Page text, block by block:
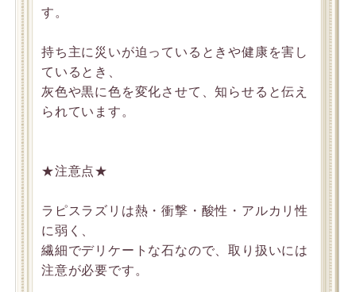
す。
持ち主に災いが迫っているときや健康を害し
ているとき、
灰色や黒に色を変化させて、知らせると伝え
られています。
★注意点★
ラピスラズリは熱・衝撃・酸性・アルカリ性
に弱く、
繊細でデリケートな石なので、取り扱いには
注意が必要です。